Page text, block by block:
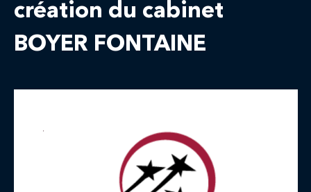
création du cabinet
BOYER FONTAINE